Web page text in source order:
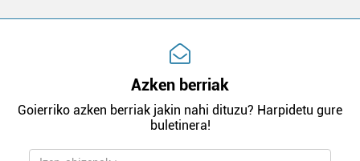
Azken berriak
Goierriko azken berriak jakin nahi dituzu? Harpidetu gure
buletinera!